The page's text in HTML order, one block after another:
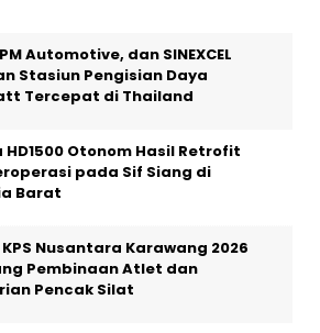
Automotive, dan SINEXCEL
Stasiun Pengisian Daya
Tercepat di Thailand
Otonom Hasil Retrofit
pada Sif Siang di
Barat
KPS Nusantara Karawang 2026
Pembinaan Atlet dan
Pencak Silat